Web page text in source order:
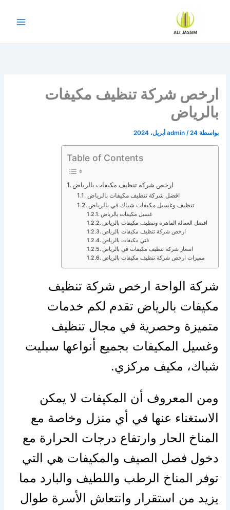
ارخص شركة تنظيف مكيفات
بالرياض
بواسطة admin /24 أبريل، 2024
Table of Contents
ارخص شركة تنظيف مكيفات بالرياض
افضل شركة تنظيف مكيفات بالرياض
تنظيف وغسيل مكيفات شباك في بالرياض
غسيل مكيفات بالرياض
افضل العمالة الماهرة وتنظيف مكيفات بالرياض
ارخص شركة تنظيف مكيفات بالرياض
فني مكيفات بالرياض
اسعار شركة تنظيف مكيفات في بالرياض
مميزات ارخص شركة تنظيف مكيفات بالرياض
شركة الواحة ارخص شركة تنظيف
مكيفات بالرياض تقدم لكم خدمات
متميزة وحصرية في مجال تنظيف
وغسيل المكيفات بجميع أنواعها سبليت
شباك، مكيف مركزي.
ومن المعروف أن المكيفات لا يمكن
الاستغناء عنها في أي منزل وخاصة مع
المناخ الحار وارتفاع درجات الحرارة مع
دخول فصل الصيف والمكيفات هي التي
توفر المناخ الرطب واللطيف والبارد مما
يزيد من استقرار وانتعاش الأسرة طوال